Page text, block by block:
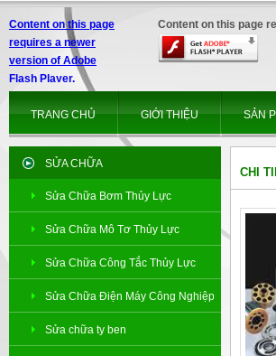
Content on this page
requires a newer
version of Adobe
Flash Player.
Content on this page
TRANG CHỦ GIỚI THIỆU SẢN
SỬA CHỮA
Sửa Chữa Bơm Thủy Lực
Sửa Chữa Mô Tơ Thủy Lực
Sửa Chữa Công Tắc Thủy Lực
Sửa Chữa Điện Máy Công Nghiệp
Sửa chữa ty ben
CHI